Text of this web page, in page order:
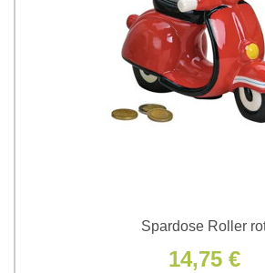
Spardose Roller
14,75 €